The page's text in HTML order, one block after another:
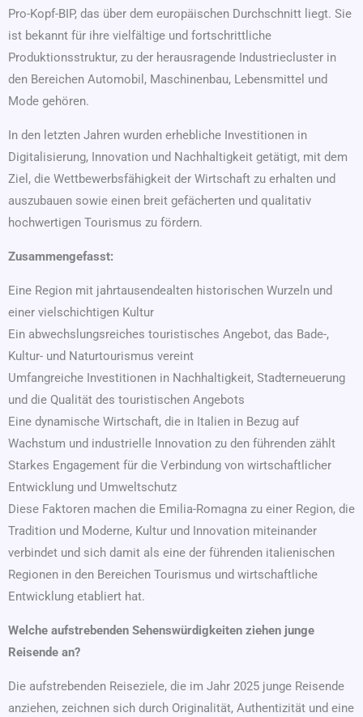
Pro-Kopf-BIP, das über dem europäischen Durchschnitt liegt. Sie
ist bekannt für ihre vielfältige und fortschrittliche
Produktionsstruktur, zu der herausragende Industriecluster in
den Bereichen Automobil, Maschinenbau, Lebensmittel und
Mode gehören.
In den letzten Jahren wurden erhebliche Investitionen in
Digitalisierung, Innovation und Nachhaltigkeit getätigt, mit dem
Ziel, die Wettbewerbsfähigkeit der Wirtschaft zu erhalten und
auszubauen sowie einen breit gefächerten und qualitativ
hochwertigen Tourismus zu fördern.
Zusammengefasst:
Eine Region mit jahrtausendealten historischen Wurzeln und
einer vielschichtigen Kultur
Ein abwechslungsreiches touristisches Angebot, das Bade-,
Kultur- und Naturtourismus vereint
Umfangreiche Investitionen in Nachhaltigkeit, Stadterneuerung
und die Qualität des touristischen Angebots
Eine dynamische Wirtschaft, die in Italien in Bezug auf
Wachstum und industrielle Innovation zu den führenden zählt
Starkes Engagement für die Verbindung von wirtschaftlicher
Entwicklung und Umweltschutz
Diese Faktoren machen die Emilia-Romagna zu einer Region, die
Tradition und Moderne, Kultur und Innovation miteinander
verbindet und sich damit als eine der führenden italienischen
Regionen in den Bereichen Tourismus und wirtschaftliche
Entwicklung etabliert hat.
Welche aufstrebenden Sehenswürdigkeiten ziehen junge
Reisende an?
Die aufstrebenden Reiseziele, die im Jahr 2025 junge Reisende
anziehen, zeichnen sich durch Originalität, Authentizität und eine